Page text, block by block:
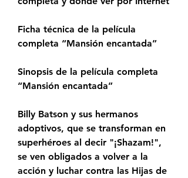
Ficha técnica de la película
completa “Mansión encantada”
Sinopsis de la película completa
“Mansión encantada”
Billy Batson y sus hermanos
adoptivos, que se transforman en
superhéroes al decir "¡Shazam!",
se ven obligados a volver a la
acción y luchar contra las Hijas de